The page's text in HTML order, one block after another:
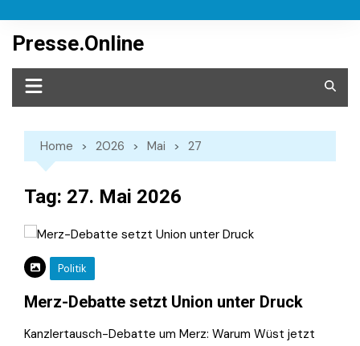
content
Presse.Online
Home 2026 Mai 27
Tag: 27. Mai 2026
Politik
Merz-Debatte setzt Union unter Druck
Kanzlertausch-Debatte um Merz: Warum Wüst jetzt